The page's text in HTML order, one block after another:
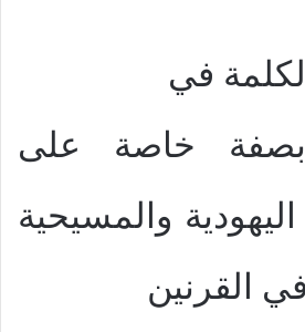
في
بصفة خاصة على
والمسيحية
القرنين